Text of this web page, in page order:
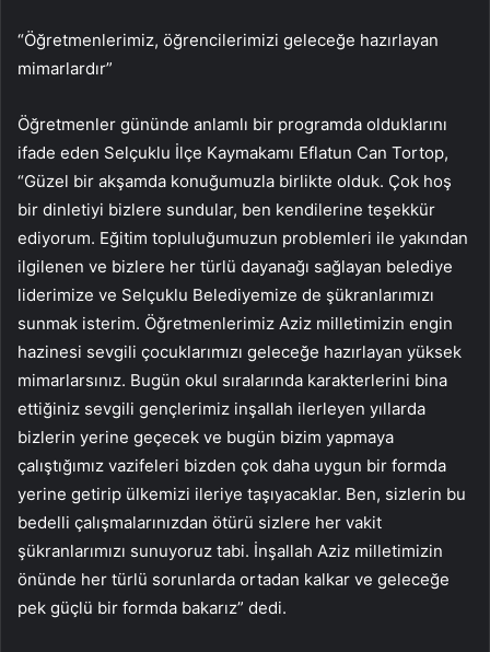
“Öğretmenlerimiz, öğrencilerimizi geleceğe hazırlayan
mimarlardır”
Öğretmenler gününde anlamlı bir programda olduklarını
ifade eden Selçuklu İlçe Kaymakamı Eflatun Can Tortop,
“Güzel bir akşamda konuğumuzla birlikte olduk. Çok hoş
bir dinletiyi bizlere sundular, ben kendilerine teşekkür
ediyorum. Eğitim topluluğumuzun problemleri ile yakından
ilgilenen ve bizlere her türlü dayanağı sağlayan belediye
liderimize ve Selçuklu Belediyemize de şükranlarımızı
sunmak isterim. Öğretmenlerimiz Aziz milletimizin engin
hazinesi sevgili çocuklarımızı geleceğe hazırlayan yüksek
mimarlarsınız. Bugün okul sıralarında karakterlerini bina
ettiğiniz sevgili gençlerimiz inşallah ilerleyen yıllarda
bizlerin yerine geçecek ve bugün bizim yapmaya
çalıştığımız vazifeleri bizden çok daha uygun bir formda
yerine getirip ülkemizi ileriye taşıyacaklar. Ben, sizlerin bu
bedelli çalışmalarınızdan ötürü sizlere her vakit
şükranlarımızı sunuyoruz tabi. İnşallah Aziz milletimizin
önünde her türlü sorunlarda ortadan kalkar ve geleceğe
pek güçlü bir formda bakarız” dedi.